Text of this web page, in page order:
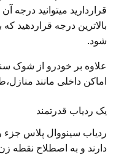
قراردارید میتوانید درجه
بالاترین درجه قراردهید
شود.
علاوه بر خودرو از شوک
اماکن داخلی مانند
یک ردیاب قدرتمند
ردیاب سینووال پلاس
دارند و به اصطلاح نقطه